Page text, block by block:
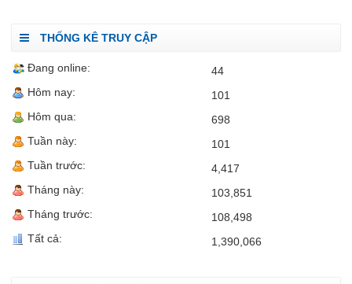
THỐNG KÊ TRUY CẬP
Đang online:
44
Hôm nay:
101
Hôm qua:
698
Tuần này:
101
Tuần trước:
4,417
Tháng này:
103,851
Tháng trước:
108,498
Tất cả:
1,390,066